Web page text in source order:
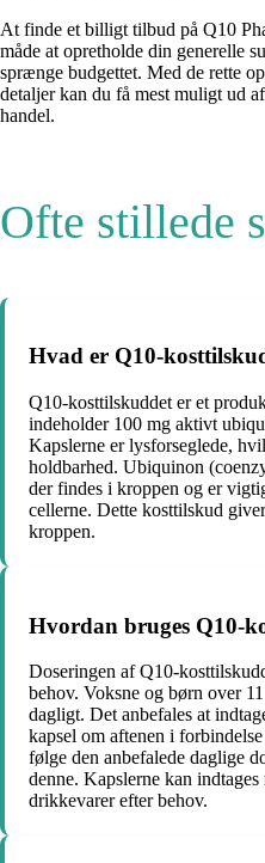
At finde et billigt tilbud på Q10
måde at opretholde din generelle
sprænge budgettet. Med de rette
detaljer kan du få mest muligt ud
handel.
Ofte stillede
Hvad er Q10-
Q10-kosttilskuddet er et
indeholder 100 mg aktivt
Kapslerne er lysforseglede,
holdbarhed. Ubiquinon
der findes i kroppen og er
cellerne. Dette kosttilskud
kroppen.
Hvordan bruges Q10-
Doseringen af Q10-
behov. Voksne og børn over
dagligt. Det anbefales at
kapsel om aftenen i
følge den anbefalede daglige
denne. Kapslerne kan
drikkevarer efter behov.